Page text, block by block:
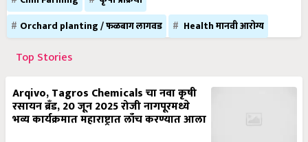
Orchard planting / फळबाग लागवड
Health मानवी आरोग्य
Top Stories
Arqivo, Tagros Chemicals चा नवा कृषी
रसायन ब्रँड, 20 जून 2025 रोजी नागपूरमध्ये
भव्य कार्यक्रमात महाराष्ट्रात लाँच करण्यात आला